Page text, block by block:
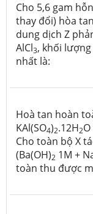
Cho 5,6 gam
thay đổi) hòa
dung dịch Z
AlCl3, khối
nhất là:
Hoà tan hoàn
KAl(SO4)2.12H2
Cho toàn bộ X
(Ba(OH)2 1M +
toàn thu được